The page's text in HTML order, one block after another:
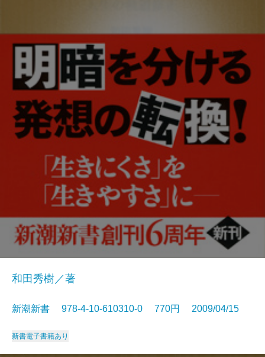
和田秀樹／著
新潮新書 978-4-10-610310-0 770円 2009/04/15
新書電子書籍あり